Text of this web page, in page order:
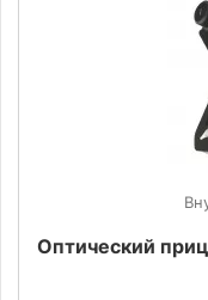
Оптический